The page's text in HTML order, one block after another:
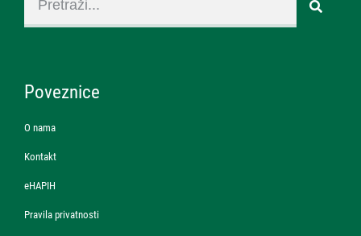
Poveznice
O nama
Kontakt
eHAPIH
Pravila privatnosti